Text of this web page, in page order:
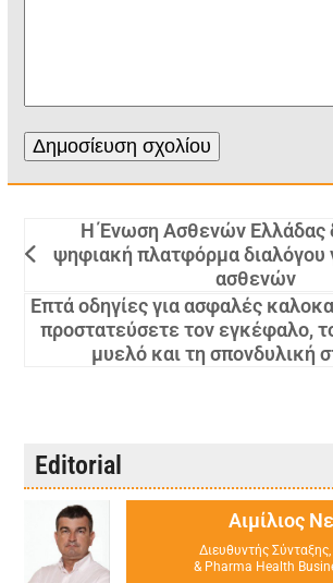
Η Ένωση Ασθενών Ελλάδας
ψηφιακή πλατφόρμα διαλόγου
ασθενών
Επτά οδηγίες για ασφαλές
προστατεύσετε τον εγκέφαλο,
μυελό και τη σπονδυλική
Editorial
Αιμίλιος
Διευθυντής
& Pharma Health